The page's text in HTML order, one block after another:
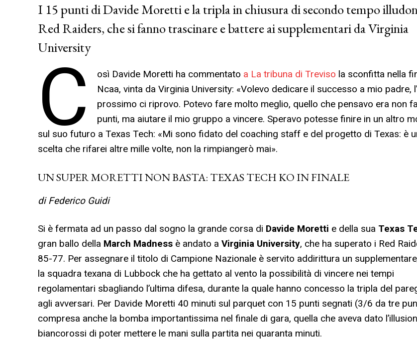
I 15 punti di Davide Moretti e la tripla in chiusura di secondo tempo
Red Raiders, che si fanno trascinare e battere ai supplementari da Virginia
University
C osì Davide Moretti ha commentato a La tribuna di Treviso la sconfitta nella
Ncaa, vinta da Virginia University: «Volevo dedicare il successo a mio padre,
prossimo ci riprovo. Potevo fare molto meglio, quello che pensavo era non
punti, ma aiutare il mio gruppo a vincere. Speravo potesse finire in un altro
sul suo futuro a Texas Tech: «Mi sono fidato del coaching staff e del progetto di Texas: è
scelta che rifarei altre mille volte, non la rimpiangerò mai».
UN SUPER MORETTI NON BASTA: TEXAS TECH KO IN FINALE
di Federico Guidi
Si è fermata ad un passo dal sogno la grande corsa di Davide Moretti e della sua Texas
gran ballo della March Madness è andato a Virginia University, che ha superato i Red
85-77. Per assegnare il titolo di Campione Nazionale è servito addirittura un
la squadra texana di Lubbock che ha gettato al vento la possibilità di vincere nei tempi
regolamentari sbagliando l’ultima difesa, durante la quale hanno concesso la tripla del
agli avversari. Per Davide Moretti 40 minuti sul parquet con 15 punti segnati (3/6 da tre
compresa anche la bomba importantissima nel finale di gara, quella che aveva dato
biancorossi di poter mettere le mani sulla partita nei quaranta minuti.